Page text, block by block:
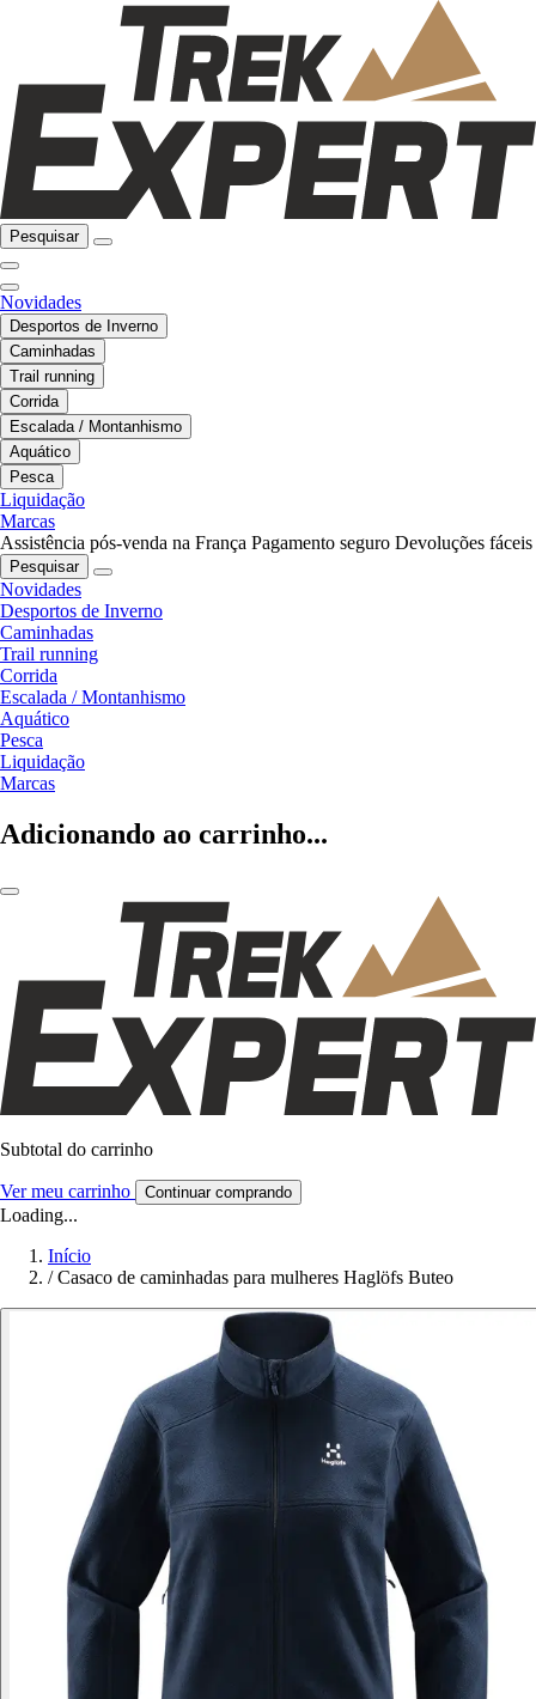
Pesquisar
Novidades
Desportos de Inverno
Caminhadas
Trail running
Corrida
Escalada / Montanhismo
Aquático
Pesca
Liquidação
Marcas
Assistência pós-venda na França Pagamento seguro Devoluções fáceis
Pesquisar
Novidades
Desportos de Inverno
Caminhadas
Trail running
Corrida
Escalada / Montanhismo
Aquático
Pesca
Liquidação
Marcas
Adicionando ao carrinho...
Subtotal do carrinho
Ver meu carrinho Continuar comprando
Loading...
Início
/ Casaco de caminhadas para mulheres Haglöfs Buteo